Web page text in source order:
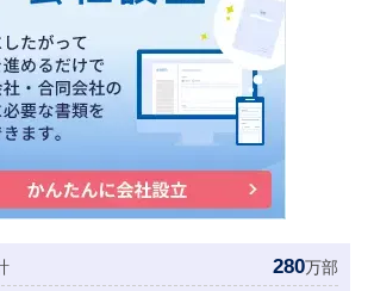
280万部